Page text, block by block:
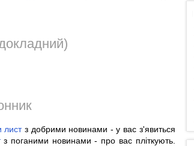
листз добрими новинами - у вас з'явиться
з поганими новинами - про вас пліткують.